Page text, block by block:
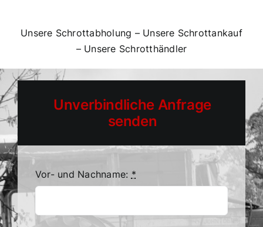
Unsere Schrottabholung – Unsere Schrottankauf
– Unsere Schrotthändler
Unverbindliche Anfrage
senden
Vor- und Nachname: *